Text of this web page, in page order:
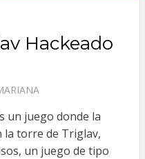
Hackeado
un juego donde la
la torre de Triglav,
un juego de tipo